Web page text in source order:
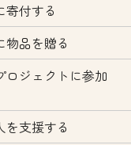
寄付する
物品を贈る
ロジェクトに参加
を支援する